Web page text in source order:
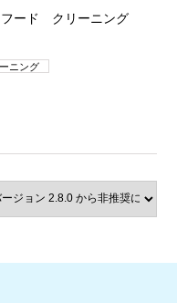
ード クリーニング
ニング